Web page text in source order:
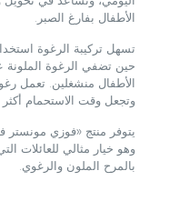
الأطفال بفارغ الصبر.
تسهل تركيبة الرغوة
حين تضفي الرغوة الملونة
الأطفال منشغلين. تعمل
وتجعل وقت الاستحمام أكثر
وهو خيار مثالي للعائلات
بالمرح الملون والرغوي.